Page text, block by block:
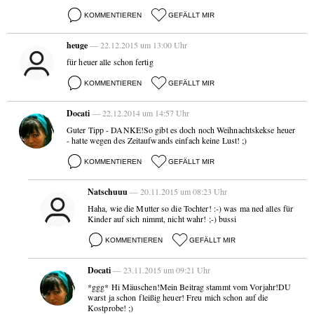
KOMMENTIEREN GEFÄLLT MIR
heuge— 22.12.2015 um 13:00 Uhr
für heuer alle schon fertig
KOMMENTIEREN GEFÄLLT MIR
Docati— 22.12.2014 um 14:57 Uhr
Guter Tipp - DANKE!So gibt es doch noch Weihnachtskekse heuer
- hatte wegen des Zeitaufwands einfach keine Lust! ;)
KOMMENTIEREN GEFÄLLT MIR
Natschuuu— 20.11.2015 um 08:23 Uhr
Haha, wie die Mutter so die Tochter! :-) was ma ned alles für
Kinder auf sich nimmt, nicht wahr! ;-) bussi
KOMMENTIEREN GEFÄLLT MIR
Docati— 23.11.2015 um 09:21 Uhr
*ggg* Hi Mäuschen!Mein Beitrag stammt vom Vorjahr!DU
warst ja schon fleißig heuer! Freu mich schon auf die
Kostprobe! ;)